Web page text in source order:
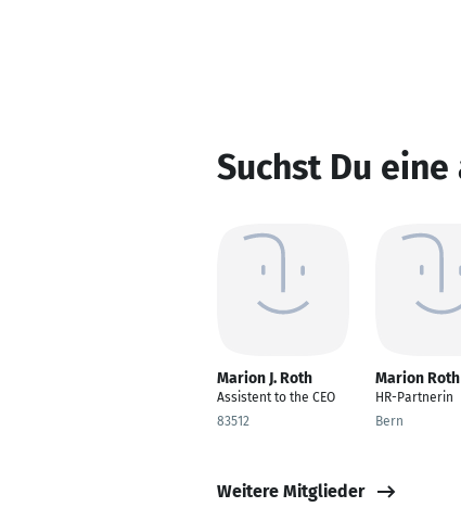
Suchst Du
Marion J. Roth
Assistent to the CEO
83512
Marion
HR-Partnerin
Bern
Weitere Mitglieder